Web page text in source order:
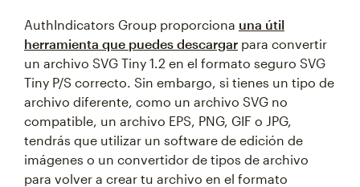
AuthIndicators Group proporciona una útil
herramienta que puedes descargar para convertir
un archivo SVG Tiny 1.2 en el formato seguro SVG
Tiny P/S correcto. Sin embargo, si tienes un tipo de
archivo diferente, como un archivo SVG no
compatible, un archivo EPS, PNG, GIF o JPG,
tendrás que utilizar un software de edición de
imágenes o un convertidor de tipos de archivo
para volver a crear tu archivo en el formato